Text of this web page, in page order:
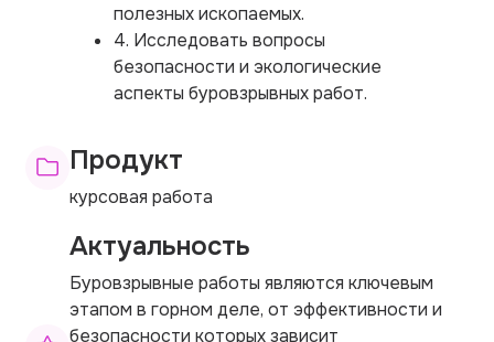
полезных ископаемых.
4. Исследовать вопросы
безопасности и экологические
аспекты буровзрывных работ.
Продукт
курсовая работа
Актуальность
Буровзрывные работы являются ключевым
этапом в горном деле, от эффективности и
безопасности которых зависит